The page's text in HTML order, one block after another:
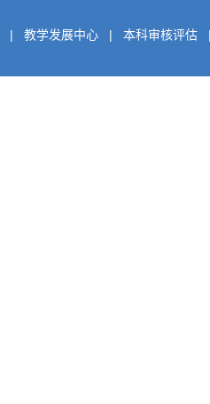
| 教学发展中心 | 本科审核评估